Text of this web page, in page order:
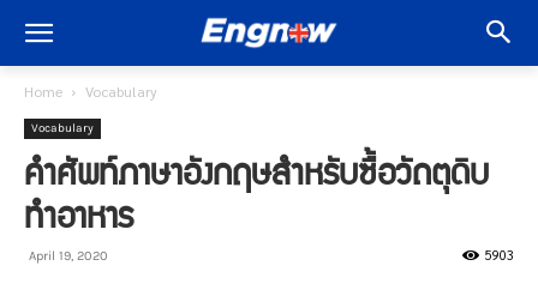
Home Vocabulary
Vocabulary
คำศัพท์ภาษาอังกฤษสำหรับซื้อวัถตุดิบ
ทำอาหาร
April 19, 2020 5903